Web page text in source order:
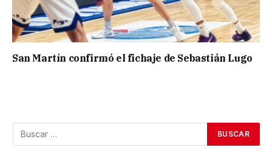
San Martín confirmó el fichaje de Sebastián Lugo